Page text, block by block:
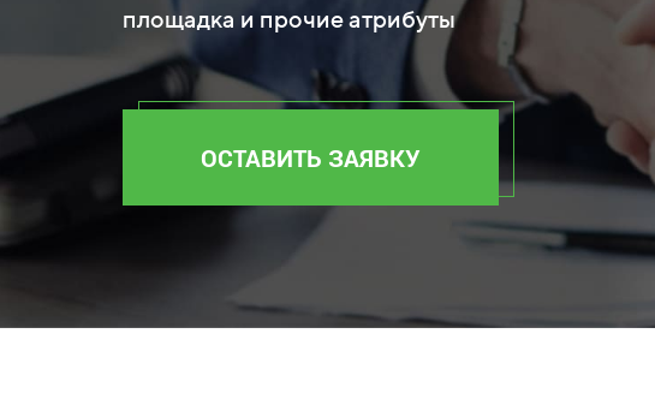
площадка и прочие атрибуты
ОСТАВИТЬ ЗАЯВКУ